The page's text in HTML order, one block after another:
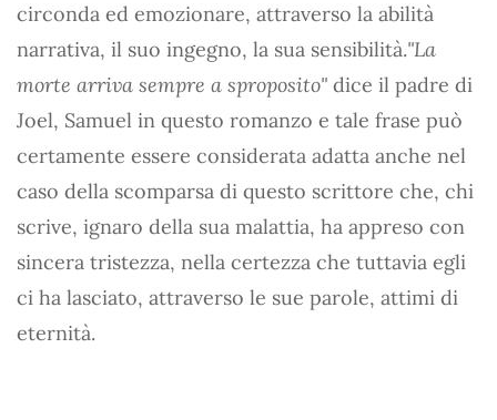
circonda ed emozionare, attraverso la abilità
narrativa, il suo ingegno, la sua sensibilità."La
morte arriva sempre a sproposito" dice il padre di
Joel, Samuel in questo romanzo e tale frase può
certamente essere considerata adatta anche nel
caso della scomparsa di questo scrittore che, chi
scrive, ignaro della sua malattia, ha appreso con
sincera tristezza, nella certezza che tuttavia egli
ci ha lasciato, attraverso le sue parole, attimi di
eternità.